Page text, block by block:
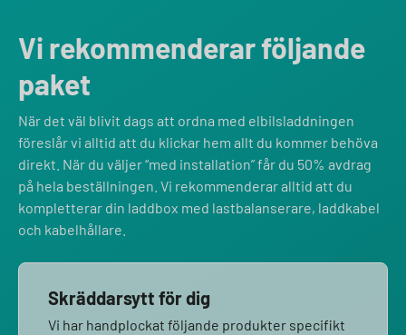
Vi rekommenderar följande
paket
När det väl blivit dags att ordna med elbilsladdningen
föreslår vi alltid att du klickar hem allt du kommer behöva
direkt. När du väljer “med installation” får du 50% avdrag
på hela beställningen. Vi rekommenderar alltid att du
kompletterar din laddbox med lastbalanserare, laddkabel
och kabelhållare.
Skräddarsytt för dig
Vi har handplockat följande produkter specifikt